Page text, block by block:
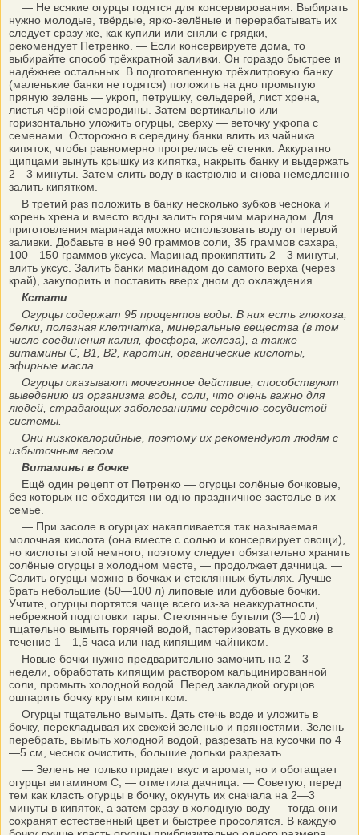
— Не всякие огурцы годятся для консервирования. Выбирать
нужно молодые, твёрдые, ярко-зелёные и перерабатывать их
следует сразу же, как купили или сняли с грядки, —
рекомендует Петренко. — Если консервируете дома, то
выбирайте способ трёхкратной заливки. Он гораздо быстрее и
надёжнее остальных. В подготовленную трёхлитровую банку
(маленькие банки не годятся) положить на дно промытую
пряную зелень — укроп, петрушку, сельдерей, лист хрена,
листья чёрной смородины. Затем вертикально или
горизонтально уложить огурцы, сверху — веточку укропа с
семенами. Осторожно в середину банки влить из чайника
кипяток, чтобы равномерно прогрелись её стенки. Аккуратно
щипцами вынуть крышку из кипятка, накрыть банку и выдержать
2—3 минуты. Затем слить воду в кастрюлю и снова немедленно
залить кипятком.
В третий раз положить в банку несколько зубков чеснока и
корень хрена и вместо воды залить горячим маринадом. Для
приготовления маринада можно использовать воду от первой
заливки. Добавьте в неё 90 граммов соли, 35 граммов сахара,
100—150 граммов уксуса. Маринад прокипятить 2—3 минуты,
влить уксус. Залить банки маринадом до самого верха (через
край), закупорить и поставить вверх дном до охлаждения.
Кстати
Огурцы содержат 95 процентов воды. В них есть глюкоза,
белки, полезная клетчатка, минеральные вещества (в том
числе соединения калия, фосфора, железа), а также
витамины С, В1, В2, каротин, органические кислоты,
эфирные масла.
Огурцы оказывают мочегонное действие, способствуют
выведению из организма воды, соли, что очень важно для
людей, страдающих заболеваниями сердечно-сосудистой
системы.
Они низкокалорийные, поэтому их рекомендуют людям с
избыточным весом.
Витамины в бочке
Ещё один рецепт от Петренко — огурцы солёные бочковые,
без которых не обходится ни одно праздничное застолье в их
семье.
— При засоле в огурцах накапливается так называемая
молочная кислота (она вместе с солью и консервирует овощи),
но кислоты этой немного, поэтому следует обязательно хранить
солёные огурцы в холодном месте, — продолжает дачница. —
Солить огурцы можно в бочках и стеклянных бутылях. Лучше
брать небольшие (50—100 л) липовые или дубовые бочки.
Учтите, огурцы портятся чаще всего из-за неаккуратности,
небрежной подготовки тары. Стеклянные бутыли (3—10 л)
тщательно вымыть горячей водой, пастеризовать в духовке в
течение 1—1,5 часа или над кипящим чайником.
Новые бочки нужно предварительно замочить на 2—3
недели, обработать кипящим раствором кальцинированной
соли, промыть холодной водой. Перед закладкой огурцов
ошпарить бочку крутым кипятком.
Огурцы тщательно вымыть. Дать стечь воде и уложить в
бочку, перекладывая их свежей зеленью и пряностями. Зелень
перебрать, вымыть холодной водой, разрезать на кусочки по 4
—5 см, чеснок очистить, большие дольки разрезать.
— Зелень не только придает вкус и аромат, но и обогащает
огурцы витамином С, — отметила дачница. — Советую, перед
тем как класть огурцы в бочку, окунуть их сначала на 2—3
минуты в кипяток, а затем сразу в холодную воду — тогда они
сохранят естественный цвет и быстрее просолятся. В каждую